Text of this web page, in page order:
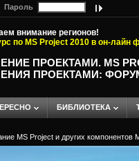
Пароль
внимание регионов!
по MS Project 2010 в он-лайн
ПРОЕКТАМИ. MS
ПРОЕКТАМИ:
БИБЛИОТЕКА
MS Project и других компонентов